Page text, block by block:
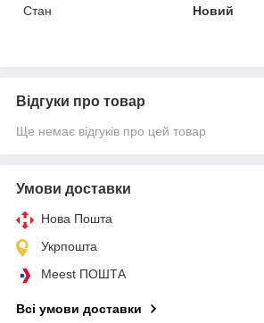
Стан
Новий
Відгуки про товар
Ще немає відгуків про цей товар
Умови доставки
Нова Пошта
Укрпошта
Meest ПОШТА
Всі умови доставки